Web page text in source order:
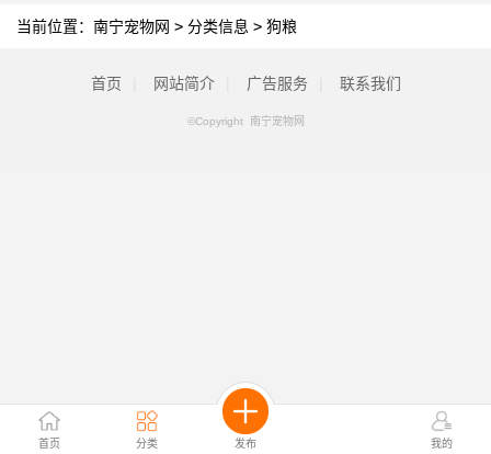
首页 分类 发布 我的
当前位置： 南宁宠物网 > 分类信息 > 狗粮
首页 网站简介 广告服务 联系我们
©Copyright 南宁宠物网